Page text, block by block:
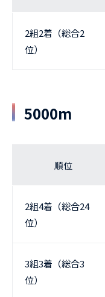
2組2着（総合2
位）
5000m
順位
2組4着（総合24
位）
3組3着（総合3
位）